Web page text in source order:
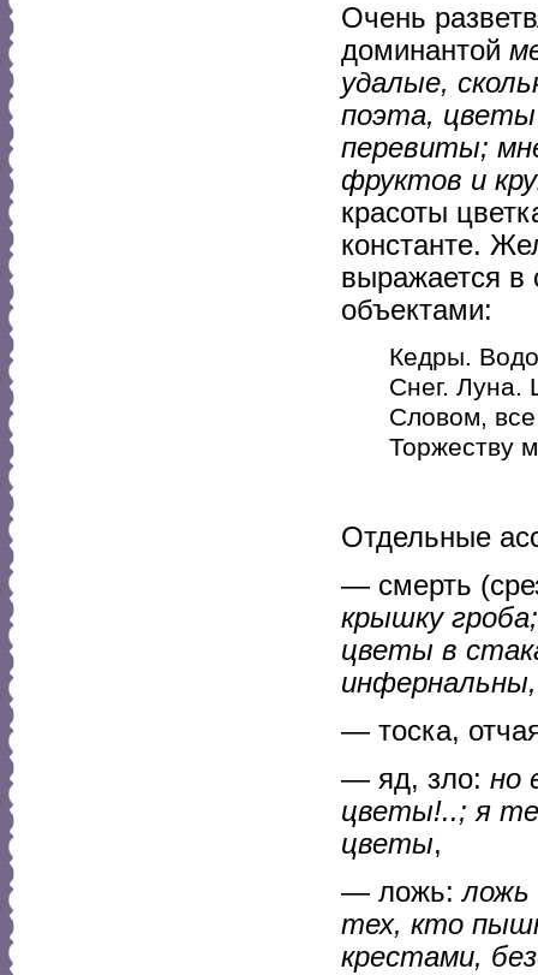
Очень
доминантой
удалые,
поэта, цветы
перевиты;
фруктов и
красоты
константе.
выражается в
объектами:
Кедры.
Снег. Луна.
Словом,
Торжеству
Отдельные
— смерть
крышку
цветы в
— тоска,
— яд, зло: но
цветы!..; я
цветы,
— ложь:ложь
тех, кто
крестами,